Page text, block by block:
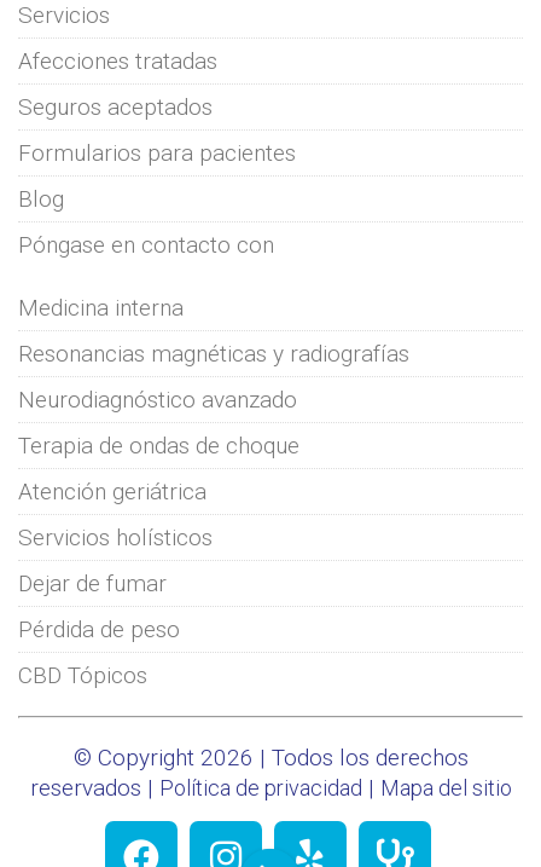
Servicios
Afecciones tratadas
Seguros aceptados
Formularios para pacientes
Blog
Póngase en contacto con
Medicina interna
Resonancias magnéticas y radiografías
Neurodiagnóstico avanzado
Terapia de ondas de choque
Atención geriátrica
Servicios holísticos
Dejar de fumar
Pérdida de peso
CBD Tópicos
© Copyright 2026 | Todos los derechos
reservados | Política de privacidad | Mapa del sitio